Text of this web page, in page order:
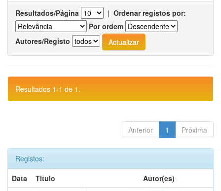
Resultados/Página | Ordenar registos por:
Por ordem
Autores/Registo
Resultados 1-1 de 1.
Anterior 1 Próxima
Registos:
Data
Título
Autor(es)